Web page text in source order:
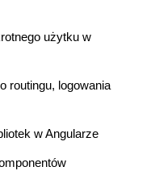
użytku w
routingu, logowania
w Angularze